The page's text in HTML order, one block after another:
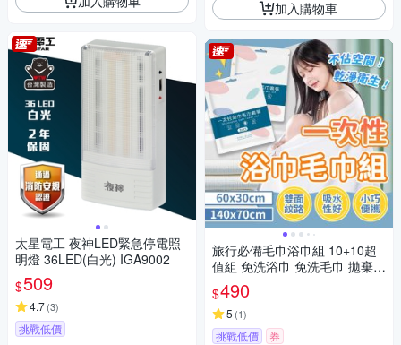
太星電工 夜神LED緊急停電照
明燈 36LED(白光) IGA9002
$509
4.7(3)
挑戰低價
加入購物車
旅行必備毛巾浴巾組 10+10超
值組 免洗浴巾 免洗毛巾 拋棄式
毛巾
$490
5 (1)
挑戰低價 券